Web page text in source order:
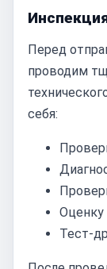
Перед
проводим
себя:
Оценку
Тест-